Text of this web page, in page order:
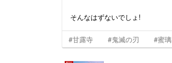
そんなはずないでしょ!
#甘露寺 #鬼滅の刃 #蜜璃